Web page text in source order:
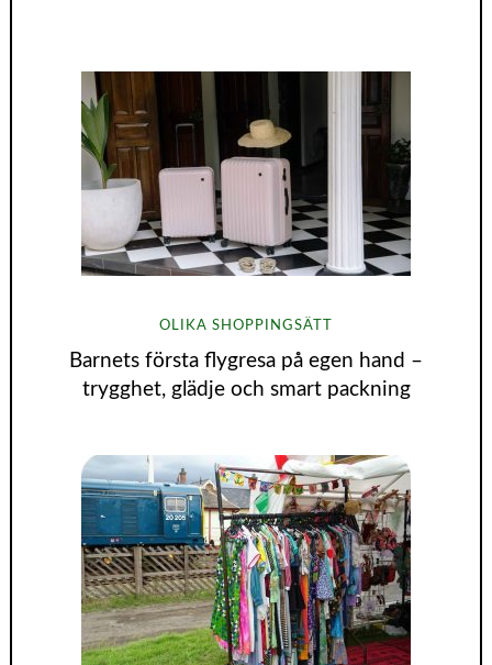
OLIKA SHOPPINGSÄTT
Barnets första flygresa på egen hand –
trygghet, glädje och smart packning